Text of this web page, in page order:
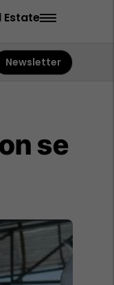
Estate
Newsletter
se